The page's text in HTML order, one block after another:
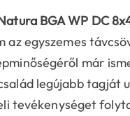
BGA WP DC
az egyszemes
már
legújabb tagját
tevékenységet